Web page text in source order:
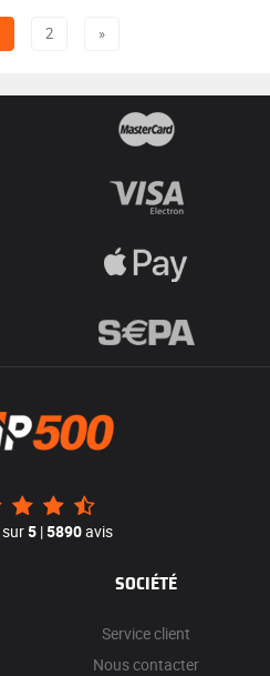
2 »
sur5 |5890avis
SOCIÉTÉ
Service client
Nous contacter